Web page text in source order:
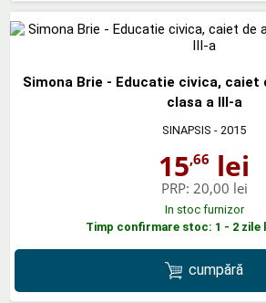
Simona Brie - Educatie civica,
clasa a III-a
SINAPSIS - 2015
15,66 lei
PRP: 20,00 lei
In stoc furnizor
Timp confirmare stoc: 1 - 2 zile
cumpără